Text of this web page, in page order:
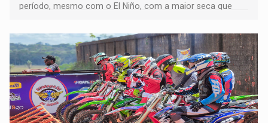
período, mesmo com o El Niño, com a maior seca que
Porto Velho realizou entrega de quatro voadeiras, dois
quadriciclos com carretilhas e dois veículos UTV com
carretilhas para o Baixo Madeira